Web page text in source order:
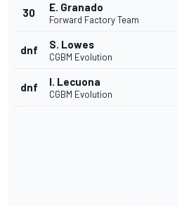
30 E. Granado
Forward Factory Team
dnf S. Lowes
CGBM Evolution
dnf I. Lecuona
CGBM Evolution